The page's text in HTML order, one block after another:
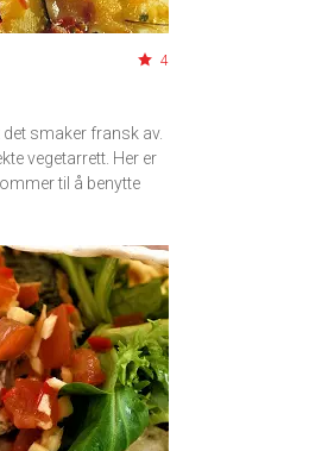
4
smaker fransk av.
vegetarrett. Her er
til å benytte